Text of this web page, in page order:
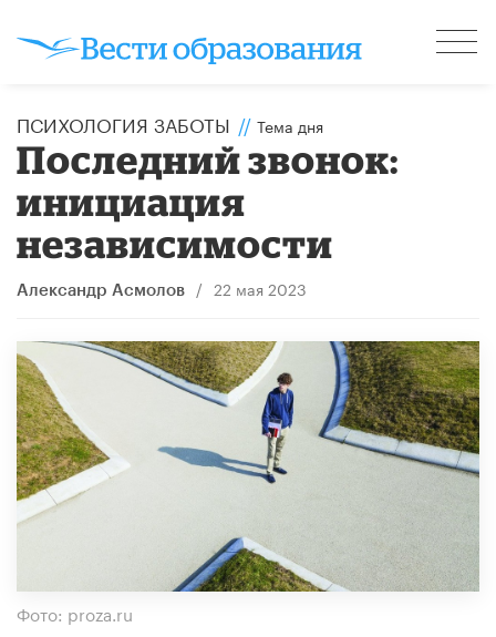
ПСИХОЛОГИЯ ЗАБОТЫ // Тема дня
Последний звонок:
инициация
независимости
Александр Асмолов / 22 мая 2023
Фото: proza.ru